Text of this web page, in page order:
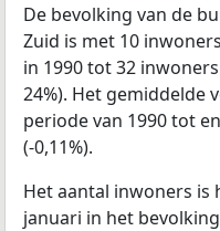
De bevolking van de
Zuid is met 10
in 1990 tot 32
24%). Het gemiddelde
periode van 1990 tot
(-0,11%).
Het aantal inwoners is
januari in het